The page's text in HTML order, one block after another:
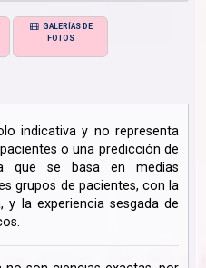
GALERÍAS DE
FOTOS
indicativa y no representa
o una predicción de
que se basa en medias
grupos de pacientes, con la
y la experiencia sesgada de